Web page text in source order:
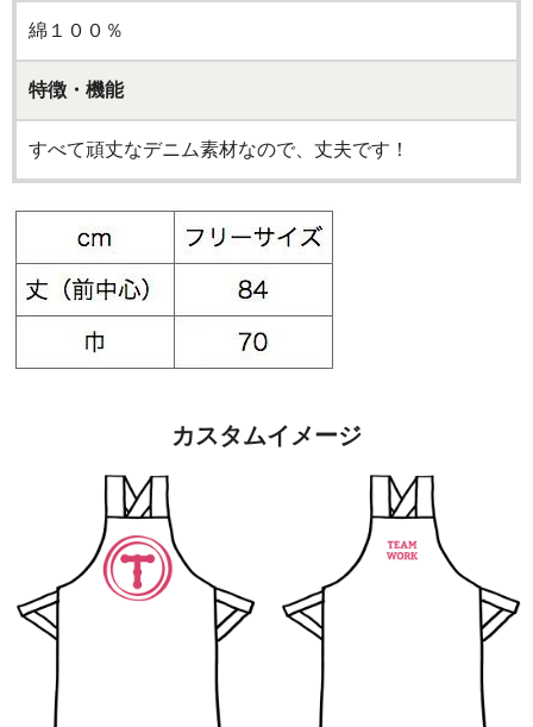
綿１００％
特徴・機能
すべて頑丈なデニム素材なので、丈夫です！
カスタムイメージ